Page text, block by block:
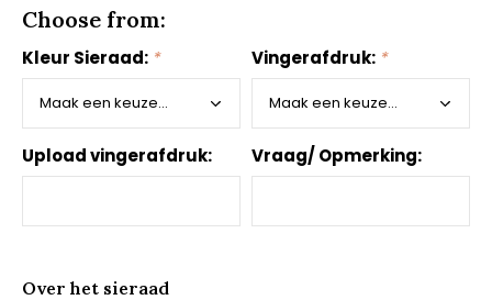
Choose from:
Kleur Sieraad: * Vingerafdruk: *
Upload vingerafdruk: Vraag/ Opmerking:
Over het sieraad